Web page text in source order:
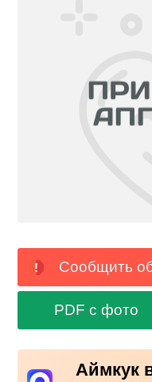
Сообщить
PDF с фото
Аймкук